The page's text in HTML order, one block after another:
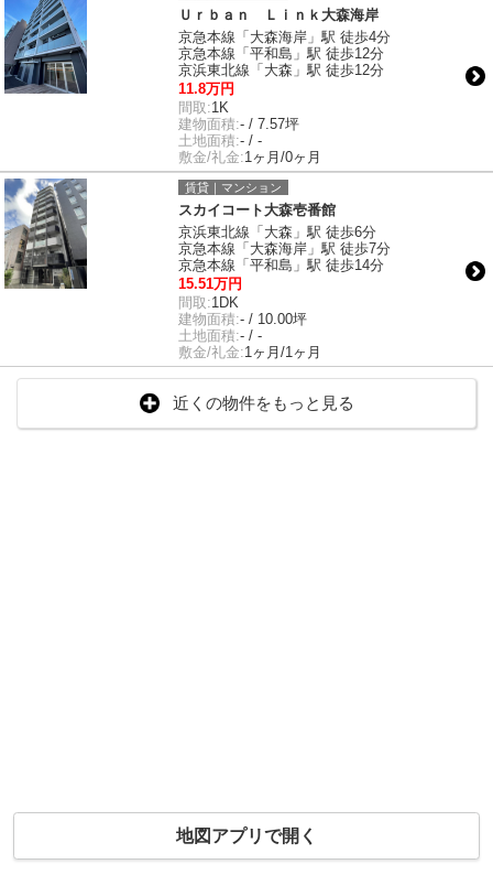
Ｕｒｂａｎ Ｌｉｎｋ大森海岸
京急本線「大森海岸」駅 徒歩4分
京急本線「平和島」駅 徒歩12分
京浜東北線「大森」駅 徒歩12分
11.8万円
間取:1K
建物面積:- / 7.57坪
土地面積:- / -
敷金/礼金:1ヶ月/0ヶ月
賃貸｜マンション
スカイコート大森壱番館
京浜東北線「大森」駅 徒歩6分
京急本線「大森海岸」駅 徒歩7分
京急本線「平和島」駅 徒歩14分
15.51万円
間取:1DK
建物面積:- / 10.00坪
土地面積:- / -
敷金/礼金:1ヶ月/1ヶ月
近くの物件をもっと見る
地図アプリで開く